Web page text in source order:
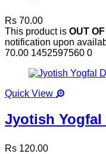
Rs 70.00
This product is OUT
notification upon
70.00 1452597560 0
Quick View
Jyotish Yogfal
Rs 120.00